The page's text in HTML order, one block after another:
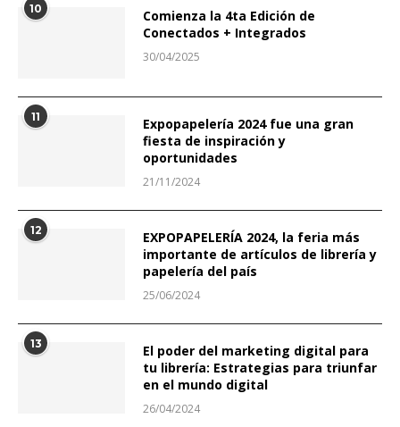
10
Comienza la 4ta Edición de
Conectados + Integrados
30/04/2025
11
Expopapelería 2024 fue una gran
fiesta de inspiración y
oportunidades
21/11/2024
12
EXPOPAPELERÍA 2024, la feria más
importante de artículos de librería y
papelería del país
25/06/2024
13
El poder del marketing digital para
tu librería: Estrategias para triunfar
en el mundo digital
26/04/2024